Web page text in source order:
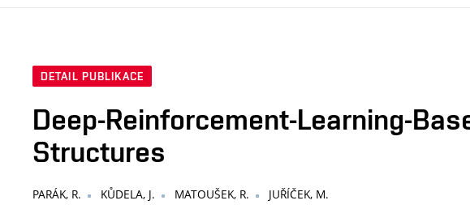
DETAIL PUBLIKACE
Deep-Reinforcement-Learning-
Structures
PARÁK, R. KŮDELA, J. MATOUŠEK, R. JUŘÍČEK, M.